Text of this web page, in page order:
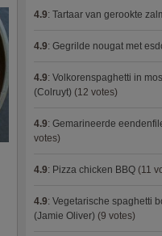
4.9: Tartaar van gerookte
4.9: Gegrilde nougat met
4.9: Volkorenspaghetti in
(Colruyt) (12 votes)
4.9: Gemarineerde
votes)
4.9: Pizza chicken BBQ (11
4.9: Vegetarische spaghetti
(Jamie Oliver) (9 votes)